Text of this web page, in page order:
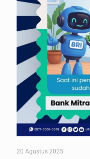
20 Agustus 2025